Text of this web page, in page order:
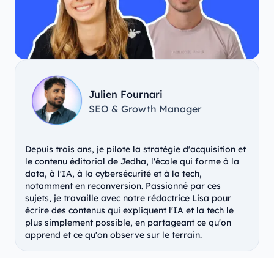
Julien Fournari
SEO & Growth Manager
Depuis trois ans, je pilote la stratégie d'acquisition et
le contenu éditorial de Jedha, l'école qui forme à la
data, à l'IA, à la cybersécurité et à la tech,
notamment en reconversion. Passionné par ces
sujets, je travaille avec notre rédactrice Lisa pour
écrire des contenus qui expliquent l'IA et la tech le
plus simplement possible, en partageant ce qu'on
apprend et ce qu'on observe sur le terrain.